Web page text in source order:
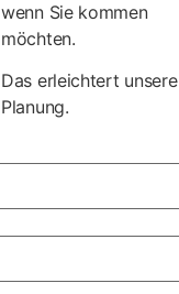
wenn Sie kommen
möchten.
Das erleichtert unsere
Planung.